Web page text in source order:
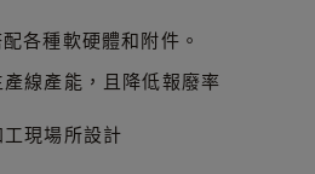
各種軟硬體和附件。
線產能，且降低報廢率
現場所設計